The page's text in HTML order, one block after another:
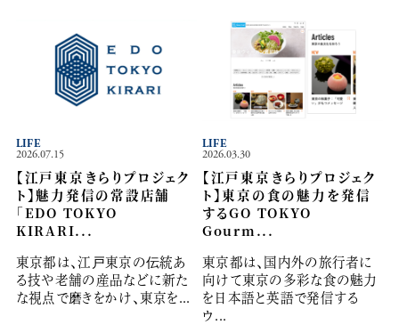
2026.07.15
【江戸東京きらりプロジェク
ト】魅力発信の常設店舗
「EDO TOKYO
KIRARI...
東京都は、江戸東京の伝統あ
る技や老舗の産品などに新た
な視点で磨きをかけ、東京を...
LIFE
2026.03.30
【江戸東京きらりプロジェク
ト】東京の食の魅力を発信
するGO TOKYO
Gourm...
東京都は、国内外の旅行者に
向けて東京の多彩な食の魅力
を日本語と英語で発信する
ウ...
LIFE